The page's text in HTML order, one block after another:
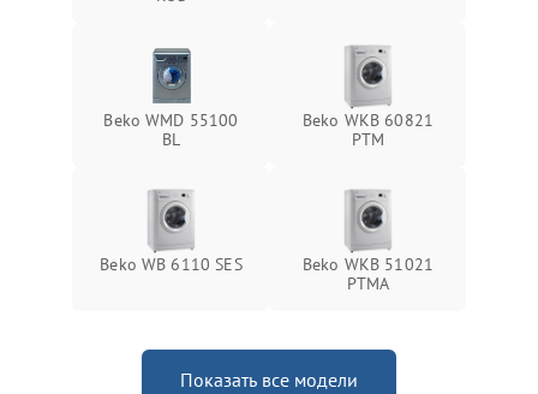
Beko WMD 55100
BL
Beko WKB 60821
PTМ
Beko WB 6110 SES
Beko WKB 51021
PTМА
Показать все модели